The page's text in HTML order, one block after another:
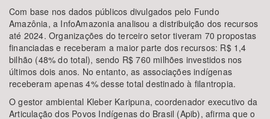
Com base nos dados públicos divulgados pelo Fundo
Amazônia, a InfoAmazonia analisou a distribuição dos recursos
até 2024. Organizações do terceiro setor tiveram 70 propostas
financiadas e receberam a maior parte dos recursos: R$ 1,4
bilhão (48% do total), sendo R$ 760 milhões investidos nos
últimos dois anos. No entanto, as associações indígenas
receberam apenas 4% desse total destinado à filantropia.
O gestor ambiental Kleber Karipuna, coordenador executivo da
Articulação dos Povos Indígenas do Brasil (Apib), afirma que o